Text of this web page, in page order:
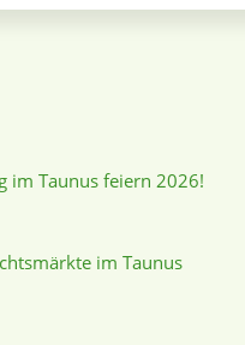
im Taunus feiern 2026!
im Taunus